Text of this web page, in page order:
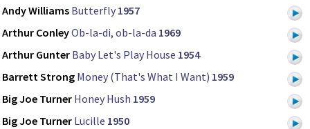
Andy Williams Butterfly 1957
Arthur ConleyOb-la-di, ob-la-da 1969
Arthur Gunter Baby Let's Play House 1954
Barrett Strong Money (That's What I Want) 1959
Big Joe Turner Honey Hush 1959
Big Joe Turner Lucille 1950